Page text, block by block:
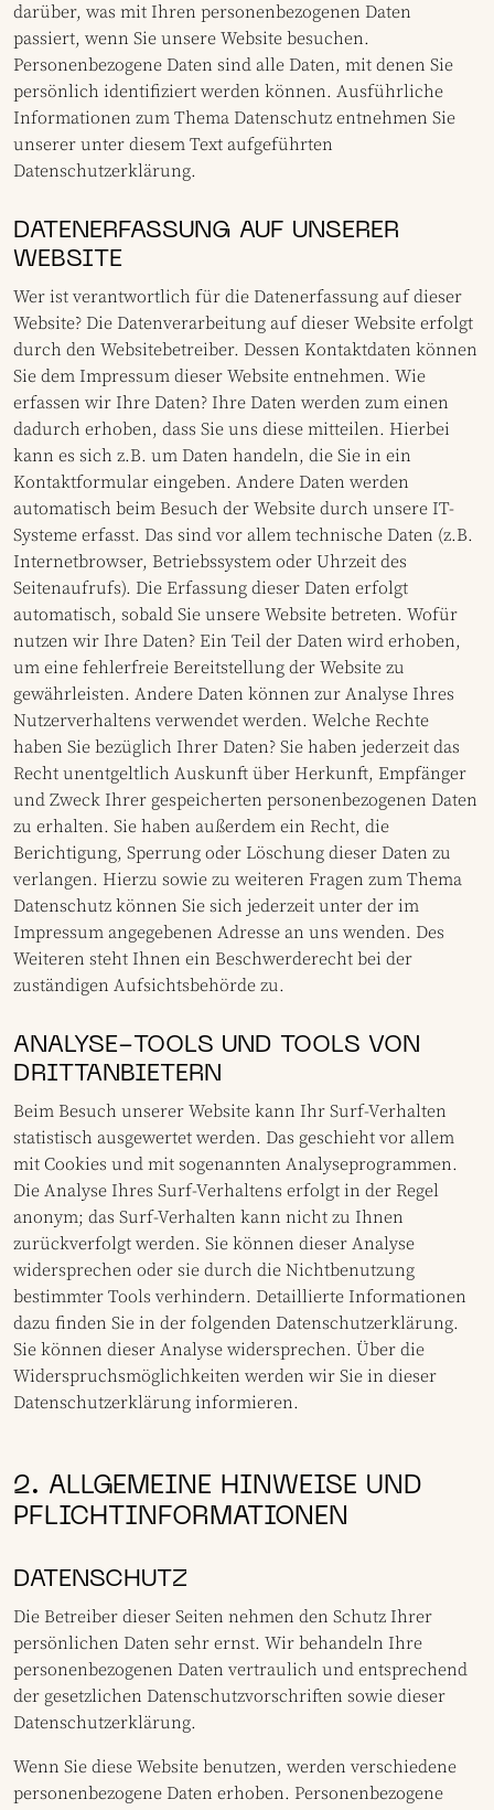
darüber, was mit Ihren personenbezogenen Daten
passiert, wenn Sie unsere Website besuchen.
Personenbezogene Daten sind alle Daten, mit denen Sie
persönlich identifiziert werden können. Ausführliche
Informationen zum Thema Datenschutz entnehmen Sie
unserer unter diesem Text aufgeführten
Datenschutzerklärung.
DATENERFASSUNG AUF UNSERER
WEBSITE
Wer ist verantwortlich für die Datenerfassung auf dieser
Website? Die Datenverarbeitung auf dieser Website erfolgt
durch den Websitebetreiber. Dessen Kontaktdaten können
Sie dem Impressum dieser Website entnehmen. Wie
erfassen wir Ihre Daten? Ihre Daten werden zum einen
dadurch erhoben, dass Sie uns diese mitteilen. Hierbei
kann es sich z.B. um Daten handeln, die Sie in ein
Kontaktformular eingeben. Andere Daten werden
automatisch beim Besuch der Website durch unsere IT-
Systeme erfasst. Das sind vor allem technische Daten (z.B.
Internetbrowser, Betriebssystem oder Uhrzeit des
Seitenaufrufs). Die Erfassung dieser Daten erfolgt
automatisch, sobald Sie unsere Website betreten. Wofür
nutzen wir Ihre Daten? Ein Teil der Daten wird erhoben,
um eine fehlerfreie Bereitstellung der Website zu
gewährleisten. Andere Daten können zur Analyse Ihres
Nutzerverhaltens verwendet werden. Welche Rechte
haben Sie bezüglich Ihrer Daten? Sie haben jederzeit das
Recht unentgeltlich Auskunft über Herkunft, Empfänger
und Zweck Ihrer gespeicherten personenbezogenen Daten
zu erhalten. Sie haben außerdem ein Recht, die
Berichtigung, Sperrung oder Löschung dieser Daten zu
verlangen. Hierzu sowie zu weiteren Fragen zum Thema
Datenschutz können Sie sich jederzeit unter der im
Impressum angegebenen Adresse an uns wenden. Des
Weiteren steht Ihnen ein Beschwerderecht bei der
zuständigen Aufsichtsbehörde zu.
ANALYSE-TOOLS UND TOOLS VON
DRITTANBIETERN
Beim Besuch unserer Website kann Ihr Surf-Verhalten
statistisch ausgewertet werden. Das geschieht vor allem
mit Cookies und mit sogenannten Analyseprogrammen.
Die Analyse Ihres Surf-Verhaltens erfolgt in der Regel
anonym; das Surf-Verhalten kann nicht zu Ihnen
zurückverfolgt werden. Sie können dieser Analyse
widersprechen oder sie durch die Nichtbenutzung
bestimmter Tools verhindern. Detaillierte Informationen
dazu finden Sie in der folgenden Datenschutzerklärung.
Sie können dieser Analyse widersprechen. Über die
Widerspruchsmöglichkeiten werden wir Sie in dieser
Datenschutzerklärung informieren.
2. ALLGEMEINE HINWEISE UND
PFLICHTINFORMATIONEN
DATENSCHUTZ
Die Betreiber dieser Seiten nehmen den Schutz Ihrer
persönlichen Daten sehr ernst. Wir behandeln Ihre
personenbezogenen Daten vertraulich und entsprechend
der gesetzlichen Datenschutzvorschriften sowie dieser
Datenschutzerklärung.
Wenn Sie diese Website benutzen, werden verschiedene
personenbezogene Daten erhoben. Personenbezogene